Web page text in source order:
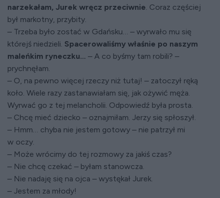
narzekałam, Jurek wręcz przeciwnie. Coraz częściej
był markotny, przybity.
– Trzeba było zostać w Gdańsku… – wyrwało mu się
którejś niedzieli. Spacerowaliśmy właśnie po naszym
maleńkim ryneczku… – A co byśmy tam robili? –
prychnęłam.
– O, na pewno więcej rzeczy niż tutaj! – zatoczył ręką
koło. Wiele razy zastanawiałam się, jak ożywić męża.
Wyrwać go z tej melancholii. Odpowiedź była prosta.
– Chcę mieć dziecko – oznajmiłam. Jerzy się spłoszył.
– Hmm… chyba nie jestem gotowy – nie patrzył mi
w oczy.
– Może wrócimy do tej rozmowy za jakiś czas?
– Nie chcę czekać – byłam stanowcza.
– Nie nadaję się na ojca – wystękał Jurek.
– Jestem za młody!